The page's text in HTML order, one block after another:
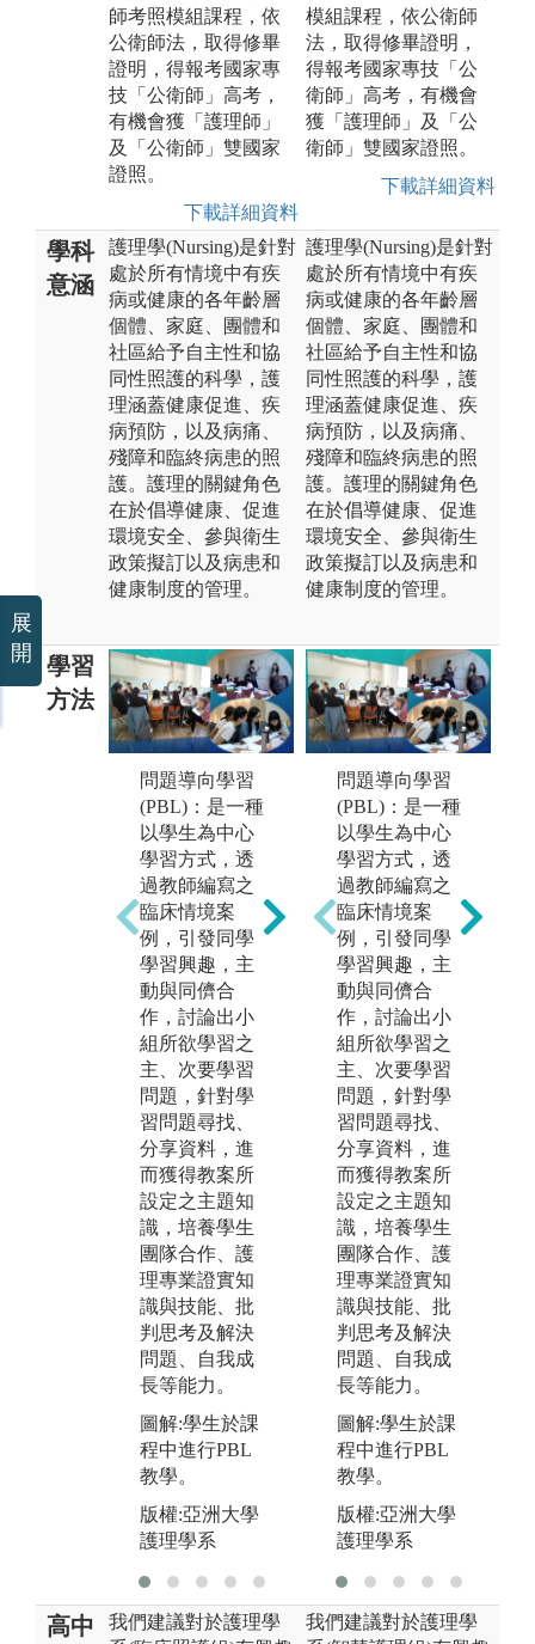
師考照模組課程，依
公衛師法，取得修畢
證明，得報考國家專
技「公衛師」高考，
有機會獲「護理師」
及「公衛師」雙國家
證照。
下載詳細資料
模組課程，依公衛師
法，取得修畢證明，
得報考國家專技「公
衛師」高考，有機會
獲「護理師」及「公
衛師」雙國家證照。
下載詳細資料
學科
意涵
護理學(Nursing)是針對
處於所有情境中有疾
病或健康的各年齡層
個體、家庭、團體和
社區給予自主性和協
同性照護的科學，護
理涵蓋健康促進、疾
病預防，以及病痛、
殘障和臨終病患的照
護。護理的關鍵角色
在於倡導健康、促進
環境安全、參與衛生
政策擬訂以及病患和
健康制度的管理。
護理學(Nursing)是針對
處於所有情境中有疾
病或健康的各年齡層
個體、家庭、團體和
社區給予自主性和協
同性照護的科學，護
理涵蓋健康促進、疾
病預防，以及病痛、
殘障和臨終病患的照
護。護理的關鍵角色
在於倡導健康、促進
環境安全、參與衛生
政策擬訂以及病患和
健康制度的管理。
學習
方法
問題導向學習
(PBL)：是一種
以學生為中心
學習方式，透
過教師編寫之
臨床情境案
例，引發同學
學習興趣，主
動與同儕合
作，討論出小
組所欲學習之
主、次要學習
問題，針對學
習問題尋找、
分享資料，進
而獲得教案所
設定之主題知
識，培養學生
團隊合作、護
理專業證實知
識與技能、批
判思考及解決
問題、自我成
長等能力。
圖解:學生於課
程中進行PBL
教學。
版權:亞洲大學
護理學系
體驗教學：
經由活動的安
排及設計，使
學習者身歷其
境，在學習之
情境中實踐、
體驗及反思，
以建構學習者
新經驗。
圖解:學生課程
中進行體驗學
習。
版權:亞洲大學
護理學系
問題導向學習
(PBL)：是一種
以學生為中心
學習方式，透
過教師編寫之
臨床情境案
例，引發同學
學習興趣，主
動與同儕合
作，討論出小
組所欲學習之
主、次要學習
問題，針對學
習問題尋找、
分享資料，進
而獲得教案所
設定之主題知
識，培養學生
團隊合作、護
理專業證實知
識與技能、批
判思考及解決
問題、自我成
長等能力。
圖解:學生於課
程中進行PBL
教學。
版權:亞洲大學
護理學系
高中
我們建議對於護理學
我們建議對於護理學
展
開